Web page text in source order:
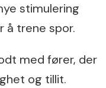
stimulering
å trene spor.
med fører, der
og tillit.